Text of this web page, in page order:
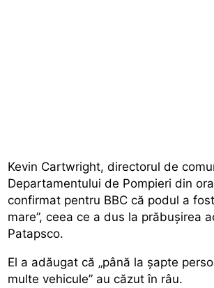
Kevin Cartwright, directorul de
Departamentului de Pompieri din
confirmat pentru BBC că podul a
mare”, ceea ce a dus la prăbușirea
Patapsco.
El a adăugat că „până la șapte
multe vehicule” au căzut în râu.